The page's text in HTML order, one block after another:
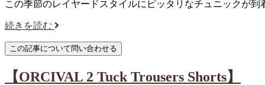
この季節のレイヤードスタイルにピッタリなチュニックが到
続きを読む
【ORCIVAL 2 Tuck Trousers Shorts】